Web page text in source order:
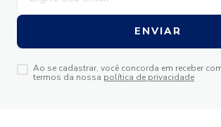
ENVIAR
Ao se cadastrar, você concorda em receber
termos da nossa política de privacidade